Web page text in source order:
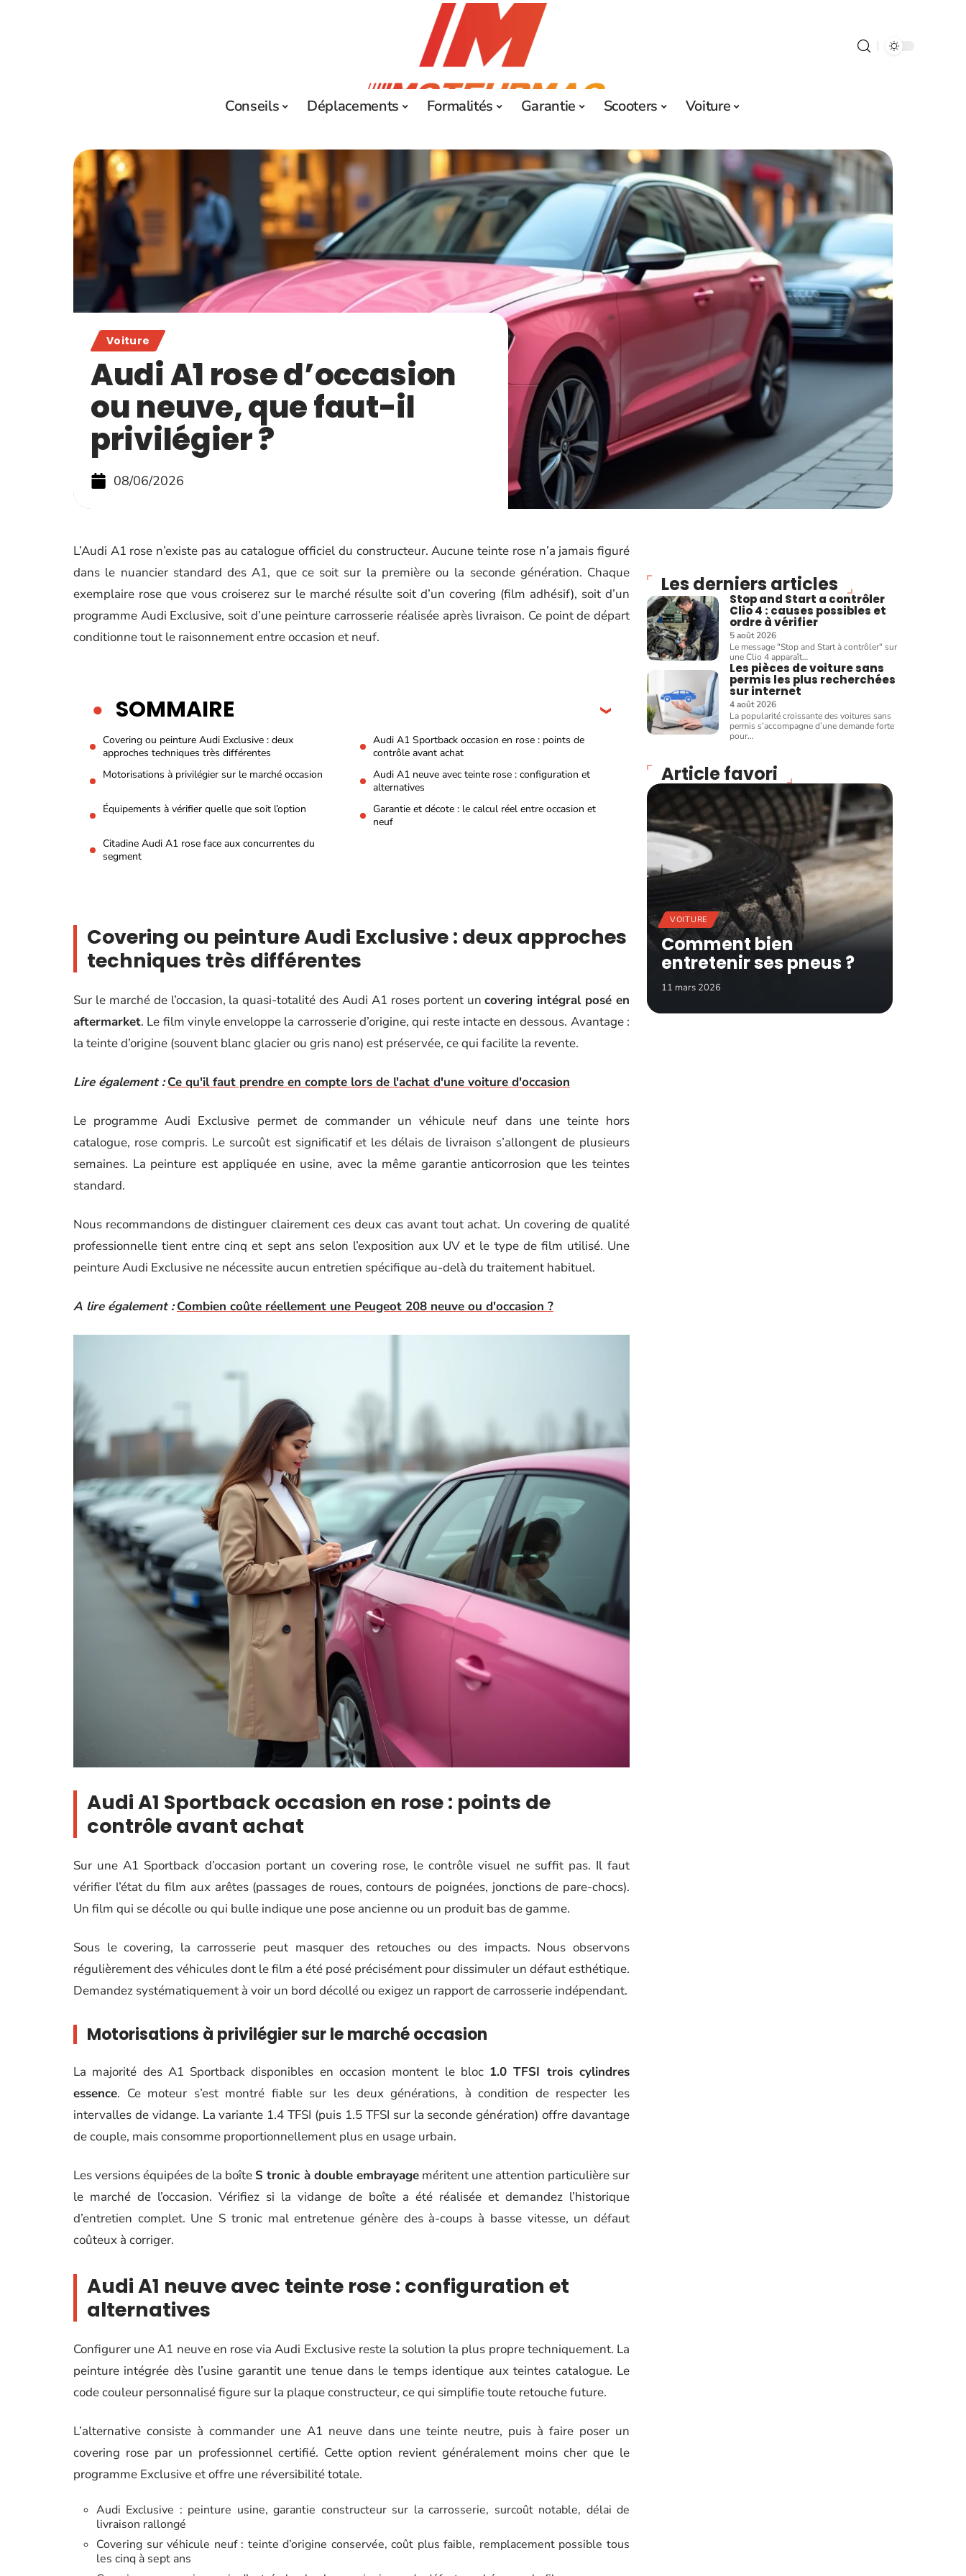
Conseils Déplacements Formalités Garantie Scooters Voiture
Voiture
Audi A1 rose d’occasion
ou neuve, que faut-il
privilégier ?
08/06/2026
L’Audi A1 rose n’existe pas au catalogue officiel du constructeur. Aucune teinte rose n’a jamais figuré
dans le nuancier standard des A1, que ce soit sur la première ou la seconde génération. Chaque
exemplaire rose que vous croiserez sur le marché résulte soit d’un covering (film adhésif), soit d’un
programme Audi Exclusive, soit d’une peinture carrosserie réalisée après livraison. Ce point de départ
conditionne tout le raisonnement entre occasion et neuf.
SOMMAIRE
Covering ou peinture Audi Exclusive : deux
approches techniques très différentes
Audi A1 Sportback occasion en rose : points de
contrôle avant achat
Motorisations à privilégier sur le marché occasion
Audi A1 neuve avec teinte rose : configuration et
alternatives
Équipements à vérifier quelle que soit l’option
Garantie et décote : le calcul réel entre occasion et
neuf
Citadine Audi A1 rose face aux concurrentes du
segment
Covering ou peinture Audi Exclusive : deux approches
techniques très différentes
Sur le marché de l’occasion, la quasi-totalité des Audi A1 roses portent uncovering intégral posé en
aftermarket. Le film vinyle enveloppe la carrosserie d’origine, qui reste intacte en dessous. Avantage :
la teinte d’origine (souvent blanc glacier ou gris nano) est préservée, ce qui facilite la revente.
Lire également : Ce qu'il faut prendre en compte lors de l'achat d'une voiture d'occasion
Le programme Audi Exclusive permet de commander un véhicule neuf dans une teinte hors
catalogue, rose compris. Le surcoût est significatif et les délais de livraison s’allongent de plusieurs
semaines. La peinture est appliquée en usine, avec la même garantie anticorrosion que les teintes
standard.
Nous recommandons de distinguer clairement ces deux cas avant tout achat. Un covering de qualité
professionnelle tient entre cinq et sept ans selon l’exposition aux UV et le type de film utilisé. Une
peinture Audi Exclusive ne nécessite aucun entretien spécifique au-delà du traitement habituel.
A lire également : Combien coûte réellement une Peugeot 208 neuve ou d'occasion ?
Audi A1 Sportback occasion en rose : points de
contrôle avant achat
Sur une A1 Sportback d’occasion portant un covering rose, le contrôle visuel ne suffit pas. Il faut
vérifier l’état du film aux arêtes (passages de roues, contours de poignées, jonctions de pare-chocs).
Un film qui se décolle ou qui bulle indique une pose ancienne ou un produit bas de gamme.
Sous le covering, la carrosserie peut masquer des retouches ou des impacts. Nous observons
régulièrement des véhicules dont le film a été posé précisément pour dissimuler un défaut esthétique.
Demandez systématiquement à voir un bord décollé ou exigez un rapport de carrosserie indépendant.
Motorisations à privilégier sur le marché occasion
La majorité des A1 Sportback disponibles en occasion montent le bloc 1.0 TFSI trois cylindres
essence. Ce moteur s’est montré fiable sur les deux générations, à condition de respecter les
intervalles de vidange. La variante 1.4 TFSI (puis 1.5 TFSI sur la seconde génération) offre davantage
de couple, mais consomme proportionnellement plus en usage urbain.
Les versions équipées de la boîte S tronic à double embrayageméritent une attention particulière sur
le marché de l’occasion. Vérifiez si la vidange de boîte a été réalisée et demandez l’historique
d’entretien complet. Une S tronic mal entretenue génère des à-coups à basse vitesse, un défaut
coûteux à corriger.
Audi A1 neuve avec teinte rose : configuration et
alternatives
Configurer une A1 neuve en rose via Audi Exclusive reste la solution la plus propre techniquement. La
peinture intégrée dès l’usine garantit une tenue dans le temps identique aux teintes catalogue. Le
code couleur personnalisé figure sur la plaque constructeur, ce qui simplifie toute retouche future.
L’alternative consiste à commander une A1 neuve dans une teinte neutre, puis à faire poser un
covering rose par un professionnel certifié. Cette option revient généralement moins cher que le
programme Exclusive et offre une réversibilité totale.
Audi Exclusive : peinture usine, garantie constructeur sur la carrosserie, surcoût notable, délai de
livraison rallongé
Covering sur véhicule neuf : teinte d’origine conservée, coût plus faible, remplacement possible tous
les cinq à sept ans
Les derniers articles
Stop and Start a contrôler
Clio 4 : causes possibles et
ordre à vérifier
5 août 2026
Le message "Stop and Start à contrôler" sur
une Clio 4 apparaît…
Les pièces de voiture sans
permis les plus recherchées
sur internet
4 août 2026
La popularité croissante des voitures sans
permis s’accompagne d’une demande forte
pour…
Article favori
VOITURE
Comment bien
entretenir ses pneus ?
11 mars 2026